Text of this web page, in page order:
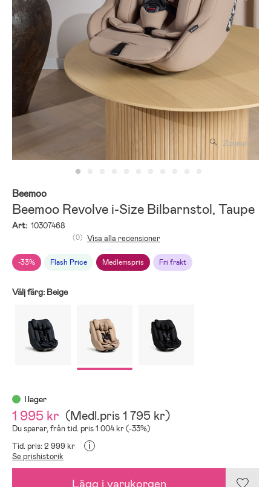
Zooma
Beemoo
Beemoo Revolve i-Size Bilbarnstol, Taupe
Art: 10307468
-33% Flash Price Medlemspris Fri frakt
(0) Visa alla recensioner
Välj färg: Beige
I lager
1 995 kr (Medl.pris1 795 kr)
Du sparar, från tid. pris 1 004 kr (-33%)
Tid. pris: 2 999 kr
i
Se prishistorik
Lägg i varukorgen